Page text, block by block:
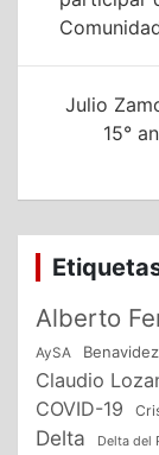
Julio
15°
Alberto
AySA Benavidez
Claudio
COVID-19
Delta Delta del